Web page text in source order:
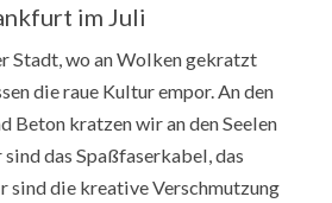
im Juli
Stadt, wo an Wolken gekratzt
die raue Kultur empor. An den
Beton kratzen wir an den Seelen
das Spaßfaserkabel, das
sind die kreative Verschmutzung